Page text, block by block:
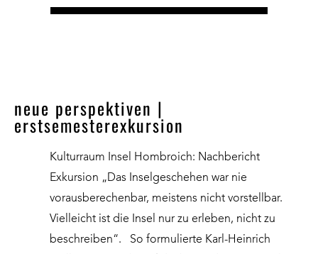
neue perspektiven |
erstsemesterexkursion
Kulturraum Insel Hombroich: Nachbericht
Exkursion „Das Inselgeschehen war nie
vorausberechenbar, meistens nicht vorstellbar.
Vielleicht ist die Insel nur zu erleben, nicht zu
beschreiben“. So formulierte Karl-Heinrich